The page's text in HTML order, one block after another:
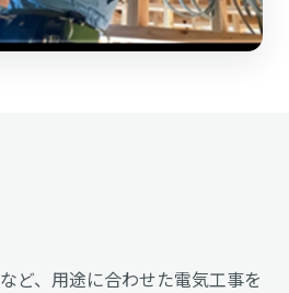
ど、用途に合わせた電気工事を